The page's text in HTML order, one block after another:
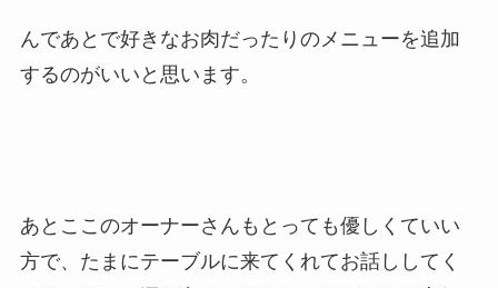
んであとで好きなお肉だったりのメニューを追加
するのがいいと思います。
あとここのオーナーさんもとっても優しくていい
方で、たまにテーブルに来てくれてお話ししてく